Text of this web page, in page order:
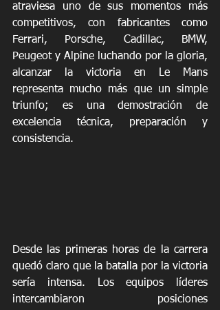
atraviesa uno de sus momentos más
competitivos, con fabricantes como
Ferrari, Porsche, Cadillac, BMW,
Peugeot y Alpine luchando por la gloria,
alcanzar la victoria en Le Mans
representa mucho más que un simple
triunfo; es una demostración de
excelencia técnica, preparación y
consistencia.
Desde las primeras horas de la carrera
quedó claro que la batalla por la victoria
sería intensa. Los equipos líderes
intercambiaron posiciones